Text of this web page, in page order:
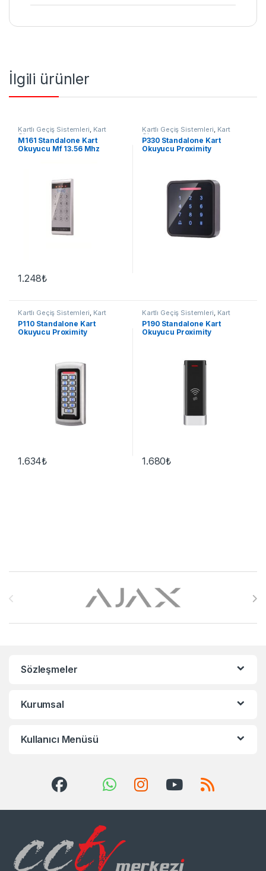
İlgili ürünler
Kartlı Geçiş Sistemleri, Kart
Okuyucu
M161 Standalone Kart
Okuyucu Mf 13.56 Mhz
1.248₺
Kartlı Geçiş Sistemleri, Kart
Okuyucu
P330 Standalone Kart
Okuyucu Proximity
Kartlı Geçiş Sistemleri, Kart
Okuyucu
P110 Standalone Kart
Okuyucu Proximity
1.634₺
Kartlı Geçiş Sistemleri, Kart
Okuyucu
P190 Standalone Kart
Okuyucu Proximity
1.680₺
Sözleşmeler
Kurumsal
Kullanıcı Menüsü